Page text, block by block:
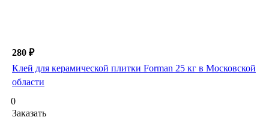
280 ₽
Клей для керамической плитки Forman 25 кг в Московской
области
0
Заказать